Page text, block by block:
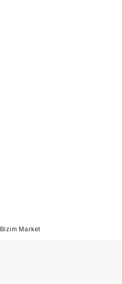
Bizim Market